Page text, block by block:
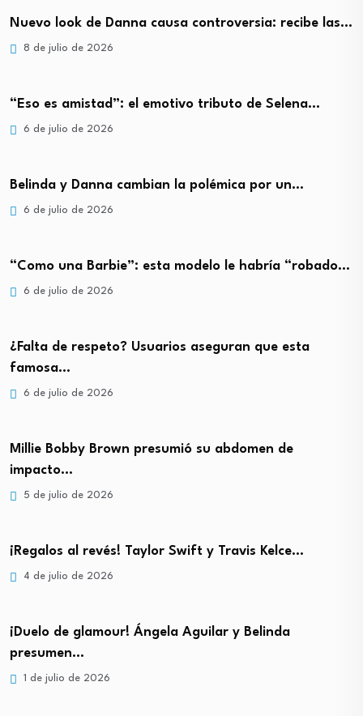
Nuevo look de Danna causa controversia: recibe las…
8 de julio de 2026
“Eso es amistad”: el emotivo tributo de Selena…
6 de julio de 2026
Belinda y Danna cambian la polémica por un…
6 de julio de 2026
“Como una Barbie”: esta modelo le habría “robado…
6 de julio de 2026
¿Falta de respeto? Usuarios aseguran que esta
famosa…
6 de julio de 2026
Millie Bobby Brown presumió su abdomen de
impacto…
5 de julio de 2026
¡Regalos al revés! Taylor Swift y Travis Kelce…
4 de julio de 2026
¡Duelo de glamour! Ángela Aguilar y Belinda
presumen…
1 de julio de 2026